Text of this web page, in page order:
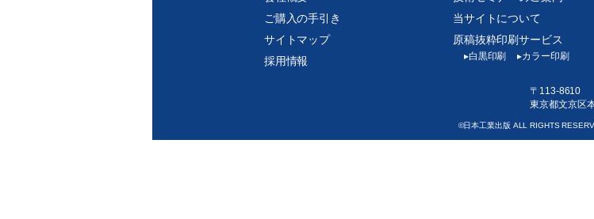
ご購入の手引き
サイトマップ
採用情報
当サイトについて
原稿抜粋印刷サービス
▸白黒印刷 ▸カラー印刷
〒113-8610
東京都文京区
©日本工業出版 ALL RIGHTS